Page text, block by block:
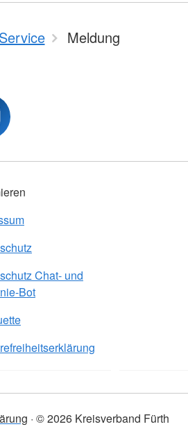
Meldung
Chat- und
Bot
© 2026 Kreisverband Fürth